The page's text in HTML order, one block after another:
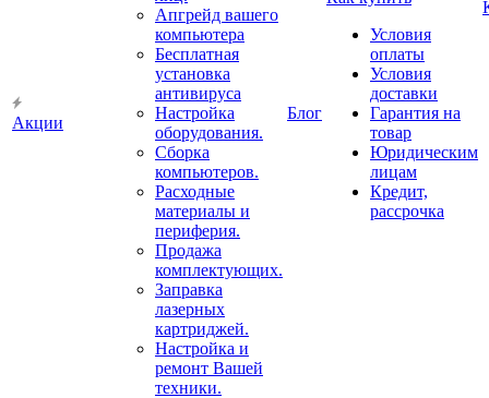
Акции
Апгрейд вашего
компьютера
Бесплатная
установка
антивируса
Настройка
оборудования.
Сборка
компьютеров.
Расходные
материалы и
периферия.
Продажа
комплектующих.
Заправка
лазерных
картриджей.
Настройка и
ремонт Вашей
техники.
Блог
Условия
оплаты
Условия
доставки
Гарантия на
товар
Юридическим
лицам
Кредит,
рассрочка